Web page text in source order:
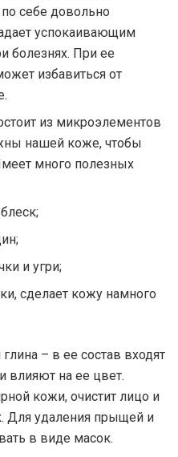
себе довольно
успокаивающим
болезнях. При ее
избавиться от
из микроэлементов
нашей коже, чтобы
много полезных
и угри;
сделает кожу намного
– в ее состав входят
влияют на ее цвет.
кожи, очистит лицо и
Для удаления прыщей и
в виде масок.